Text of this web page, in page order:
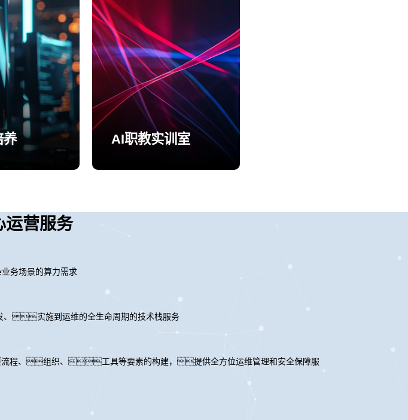
养 AI职教实训室
运营服务
务场景的算力需求
实施到运维的全生命周期的技术栈服务
、组织、工具等要素的构建，提供全方位运维管理和安全保障服